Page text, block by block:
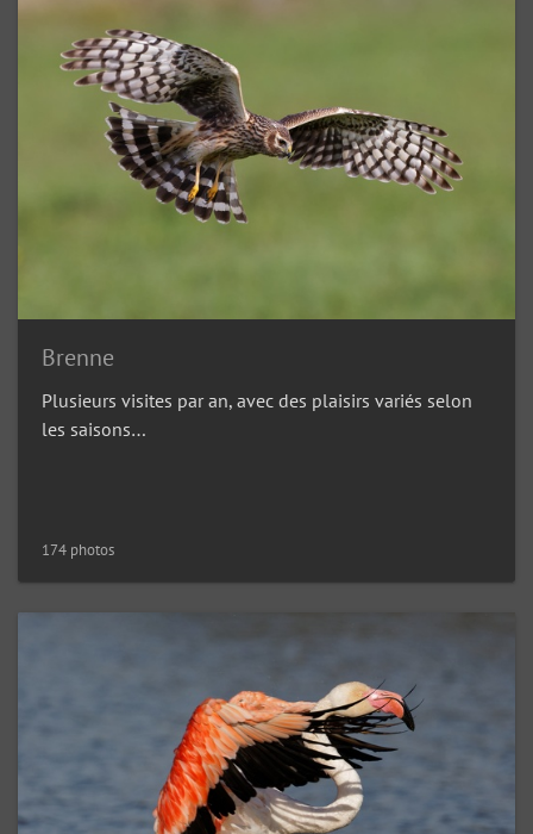
Brenne
Plusieurs visites par an, avec des plaisirs variés selon
les saisons…
174 photos